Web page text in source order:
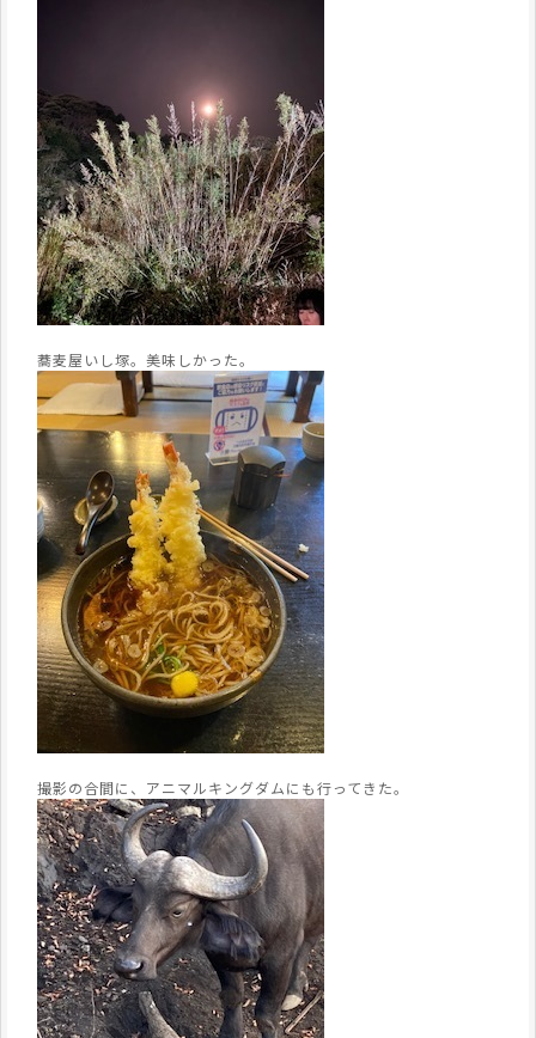
蕎麦屋いし塚。美味しかった。
撮影の合間に、アニマルキングダムにも行ってきた。